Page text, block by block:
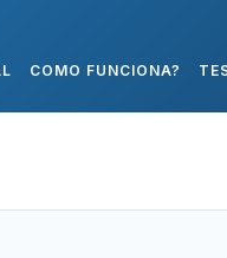
COMO FUNCIONA?